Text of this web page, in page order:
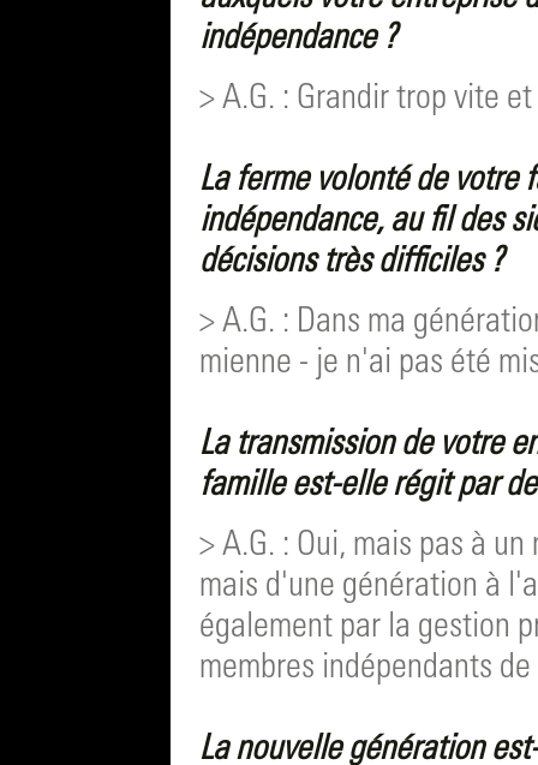
indépendance ?
> A.G. : Grandir trop vite
La ferme volonté de votre
indépendance, au fil des
décisions très difficiles ?
> A.G. : Dans ma
mienne - je n'ai pas été
La transmission de votre
famille est-elle régit par
> A.G. : Oui, mais pas à
mais d'une génération à
également par la gestion
membres indépendants
La nouvelle génération